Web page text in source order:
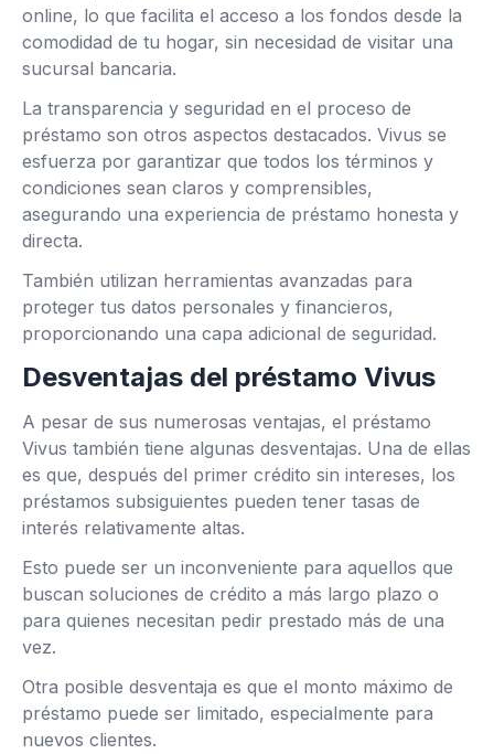
online, lo que facilita el acceso a los fondos desde la
comodidad de tu hogar, sin necesidad de visitar una
sucursal bancaria.
La transparencia y seguridad en el proceso de
préstamo son otros aspectos destacados. Vivus se
esfuerza por garantizar que todos los términos y
condiciones sean claros y comprensibles,
asegurando una experiencia de préstamo honesta y
directa.
También utilizan herramientas avanzadas para
proteger tus datos personales y financieros,
proporcionando una capa adicional de seguridad.
Desventajas del préstamo Vivus
A pesar de sus numerosas ventajas, el préstamo
Vivus también tiene algunas desventajas. Una de ellas
es que, después del primer crédito sin intereses, los
préstamos subsiguientes pueden tener tasas de
interés relativamente altas.
Esto puede ser un inconveniente para aquellos que
buscan soluciones de crédito a más largo plazo o
para quienes necesitan pedir prestado más de una
vez.
Otra posible desventaja es que el monto máximo de
préstamo puede ser limitado, especialmente para
nuevos clientes.